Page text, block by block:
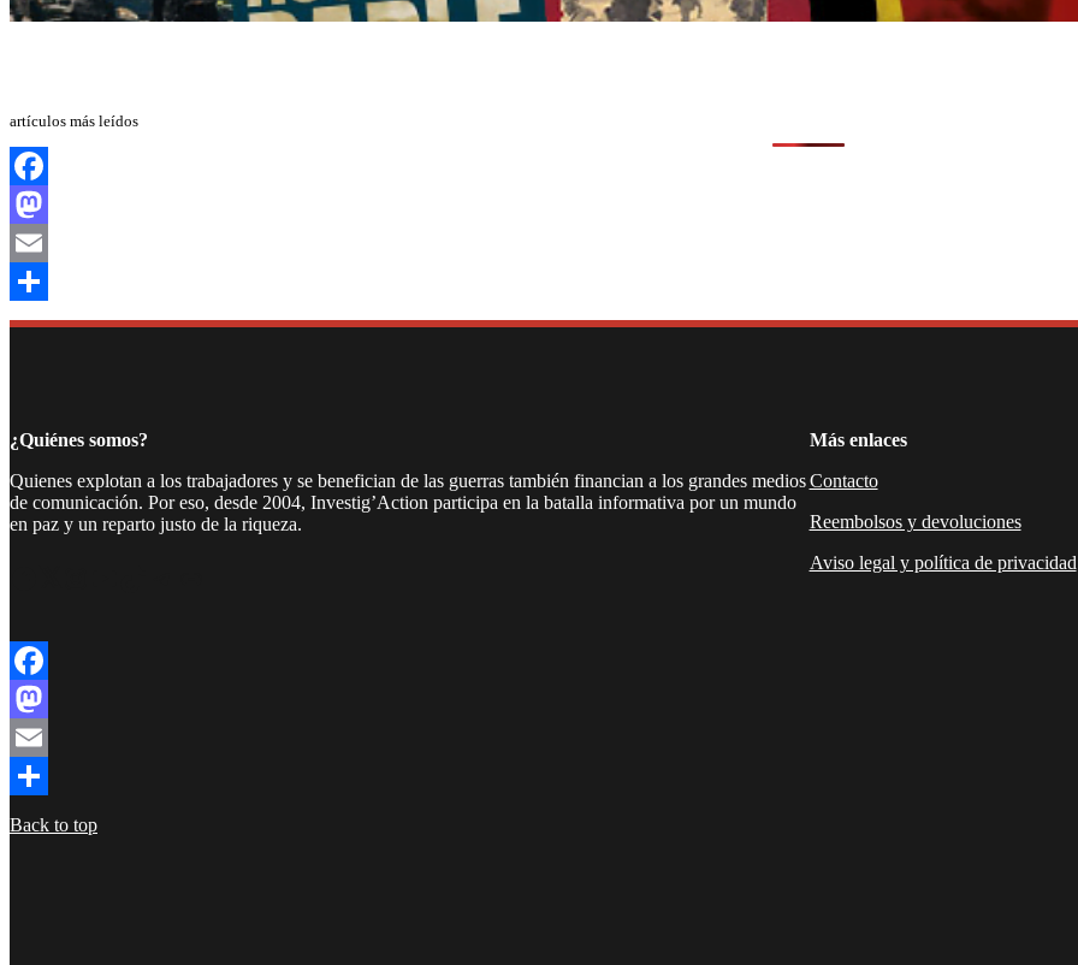
artículos más leídos
Facebook
Mastodon
Email
Compartir
¿Quiénes somos?
Quienes explotan a los trabajadores y se benefician de las guerras también financian a los grandes medios
de comunicación. Por eso, desde 2004, Investig’Action participa en la batalla informativa por un mundo
en paz y un reparto justo de la riqueza.
Más enlaces
Contacto
Reembolsos y devoluciones
Aviso legal y política de privacidad
Facebook
Mastodon
Email
Compartir
Back to top